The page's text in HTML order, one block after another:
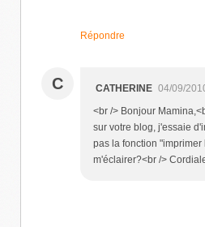
Répondre
C CATHERINE 04/09/
<br /> Bonjour
sur votre blog, j'essaie
pas la fonction
m'éclairer?<br />